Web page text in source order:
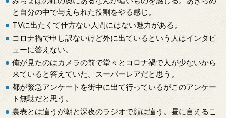
と自分の中で与えられた役割をやる感じ。
TVに出たくて仕方ない人間にはない魅力がある。
コロナ禍で申し訳ないけど外に出ているという人はインタビ
ューに答えない。
俺が見たのはカメラの前で堂々とコロナ禍で人が少ないから
来ていると答えていた。スーパーレアだと思う。
都が緊急アンケートを街中に出て行っているがこのアンケー
ト無駄だと思う。
裏表とは違うが朝と深夜のラジオで顔は違う。昼に言えるこ